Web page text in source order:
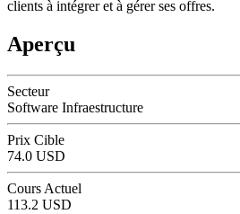
clients à intégrer et à gérer ses offres.
Aperçu
Secteur
Software Infraestructure
Prix Cible
74.0 USD
Cours Actuel
113.2 USD